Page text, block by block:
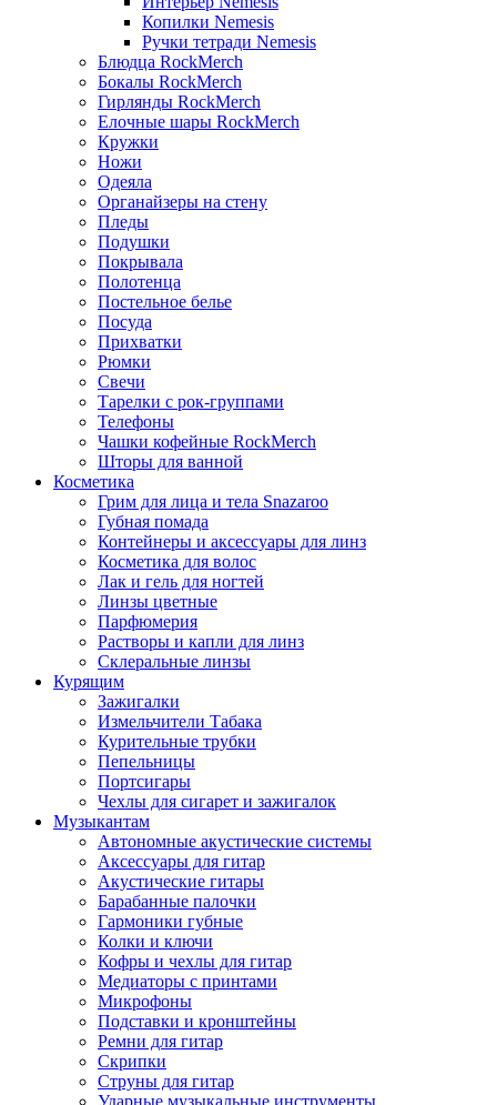
Копилки Nemesis
Ручки тетради Nemesis
Блюдца RockMerch
Бокалы RockMerch
Гирлянды RockMerch
Елочные шары RockMerch
Кружки
Ножи
Одеяла
Органайзеры на стену
Пледы
Подушки
Покрывала
Полотенца
Постельное белье
Посуда
Прихватки
Рюмки
Свечи
Тарелки с рок-группами
Телефоны
Чашки кофейные RockMerch
Шторы для ванной
Косметика
Грим для лица и тела Snazaroo
Губная помада
Контейнеры и аксессуары для линз
Косметика для волос
Лак и гель для ногтей
Линзы цветные
Парфюмерия
Растворы и капли для линз
Склеральные линзы
Курящим
Зажигалки
Измельчители Табака
Курительные трубки
Пепельницы
Портсигары
Чехлы для сигарет и зажигалок
Музыкантам
Автономные акустические системы
Аксессуары для гитар
Акустические гитары
Барабанные палочки
Гармоники губные
Колки и ключи
Кофры и чехлы для гитар
Медиаторы с принтами
Микрофоны
Подставки и кронштейны
Ремни для гитар
Скрипки
Струны для гитар
Ударные музыкальные инструменты